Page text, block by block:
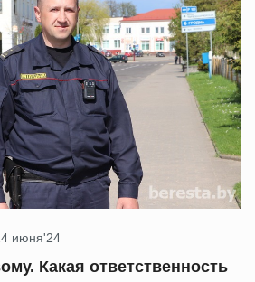
июня'24
Какая ответственность